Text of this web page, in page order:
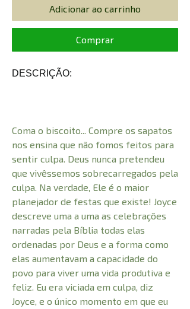
Adicionar ao carrinho
Comprar
DESCRIÇÃO:
Coma o biscoito... Compre os sapatos
nos ensina que não fomos feitos para
sentir culpa. Deus nunca pretendeu
que vivêssemos sobrecarregados pela
culpa. Na verdade, Ele é o maior
planejador de festas que existe! Joyce
descreve uma a uma as celebrações
narradas pela Bíblia todas elas
ordenadas por Deus e a forma como
elas aumentavam a capacidade do
povo para viver uma vida produtiva e
feliz. Eu era viciada em culpa, diz
Joyce, e o único momento em que eu